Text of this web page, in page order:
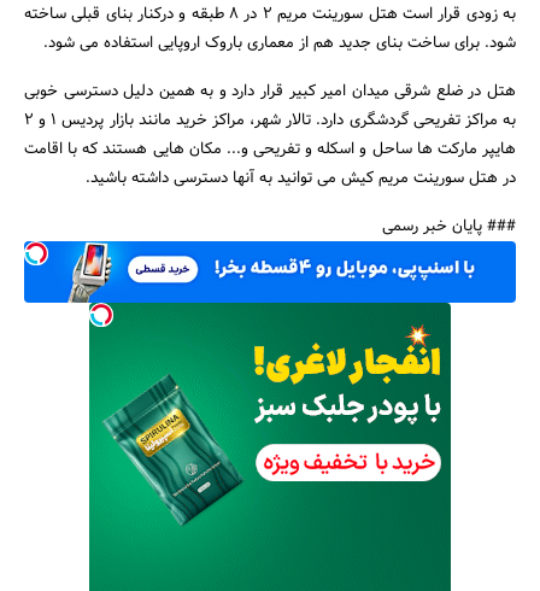
به زودی قرار است هتل سورینت مریم 2 در 8 طبقه و درکنار بنای قبلی ساخته
شود. برای ساخت بنای جدید هم از معماری باروک اروپایی استفاده می شود.
هتل در ضلع شرقی میدان امیر کبیر قرار دارد و به همین دلیل دسترسی خوبی
به مراکز تفریحی گردشگری دارد. تالار شهر، مراکز خرید مانند بازار پردیس 1 و 2
هایپر مارکت ها ساحل و اسکله و تفریحی و... مکان هایی هستند که با اقامت
در هتل سورینت مریم کیش می توانید به آنها دسترسی داشته باشید.
### پایان خبر رسمی